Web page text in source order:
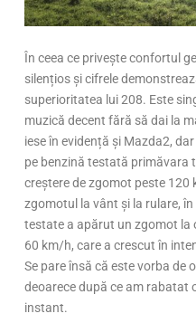
În ceea ce privește confortul
silențios și cifrele
superioritatea lui 208. Este
muzică decent fără să dai la
iese în evidență și Mazda2,
pe benzină testată primăvara
creștere de zgomot peste 120
zgomotul la vânt și la rulare,
testate a apărut un zgomot la
60 km/h, care a crescut în
Se pare însă că este vorba de
deoarece după ce am rabatat
instant.